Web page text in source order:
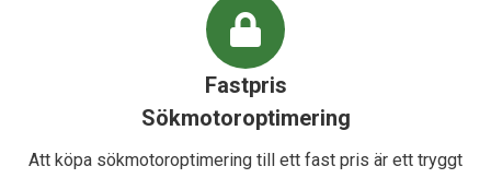
Fastpris
Sökmotoroptimering
Att köpa sökmotoroptimering till ett fast pris är ett tryggt